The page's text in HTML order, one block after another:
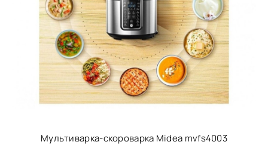
Мультиварка-скороварка Midea mvfs4003